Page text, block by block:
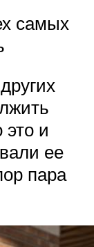
самых
и
ее
пара